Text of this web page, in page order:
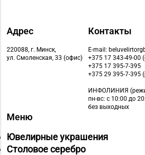
Адрес
220088, г. Минск,
ул. Смоленская, 33 (офис)
Контакты
E-mail:
+375 17 343-49-00
+375 17 395-7-395
+375 29 395-7-395
ИНФОЛИНИЯ
пн-вс: с 10:00 до
без выходных
Меню
Ювелирные украшения
Столовое серебро